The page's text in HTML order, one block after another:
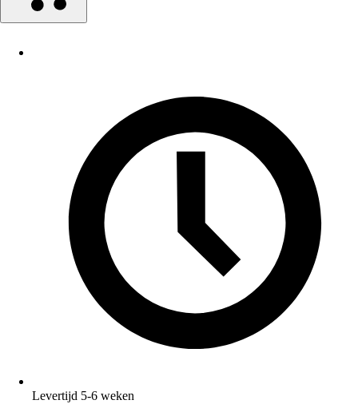
Levertijd 5-6 weken